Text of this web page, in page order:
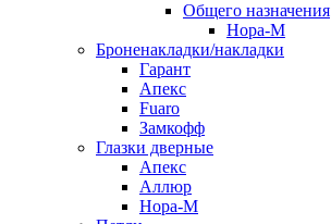
Общего назначения
Нора-М
Броненакладки/накладки
Гарант
Апекс
Fuaro
Замкофф
Глазки дверные
Апекс
Аллюр
Нора-М